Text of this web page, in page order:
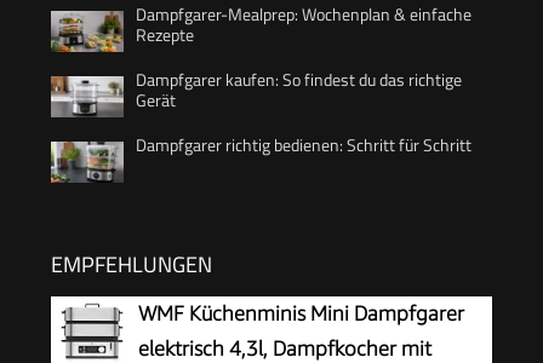
Dampfgarer-Mealprep: Wochenplan & einfache
Rezepte
Dampfgarer kaufen: So findest du das richtige
Gerät
Dampfgarer richtig bedienen: Schritt für Schritt
EMPFEHLUNGEN
WMF Küchenminis Mini Dampfgarer
elektrisch 4,3l, Dampfkocher mit